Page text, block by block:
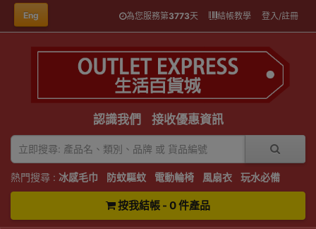
Eng 為您服務第3773天 結帳教學 登入/註冊
認識我們 接收優惠資訊
熱門搜尋 : 冰感毛巾 防蚊驅蚊 電動輪椅 風扇衣 玩水必備
按我結帳 - 0 件產品